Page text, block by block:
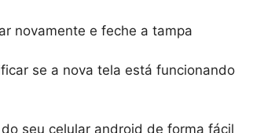
novamente e feche a tampa
se a nova tela está funcionando
seu celular android de forma fácil